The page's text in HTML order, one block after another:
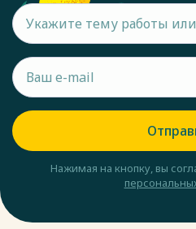
Нажимая на кнопку, вы